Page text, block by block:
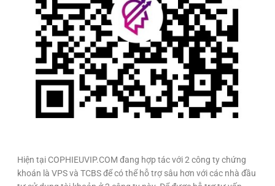
Hiện tại COPHIEUVIP.COM đang hợp tác với 2 công ty chứng
khoán là VPS và TCBS để có thể hỗ trợ sâu hơn với các nhà đầu